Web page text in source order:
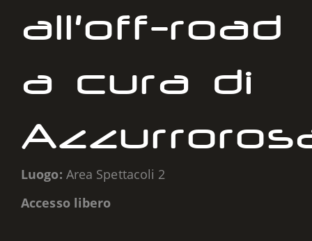
all’off-road
a cura di
Luogo: Area Spettacoli 2
Accesso libero